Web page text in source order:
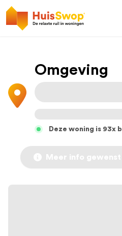
Omgeving
Deze woning is 93x
Meer info gewenst